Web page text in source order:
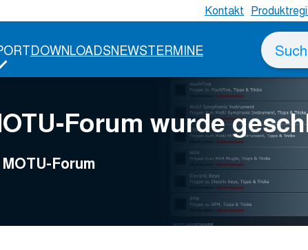
Kontakt
DOWNLOADSNEWSTERMINE
Suche
nach
Forum wurde
Forum